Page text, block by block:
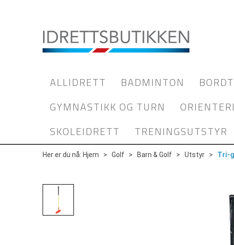
ALLIDRETT BADMINTON
GYMNASTIKK OG TURN
SKOLEIDRETT
TRENINGSUTSTYR
Her er du nå: Hjem > Golf > Barn & Golf > Utstyr > Tri-